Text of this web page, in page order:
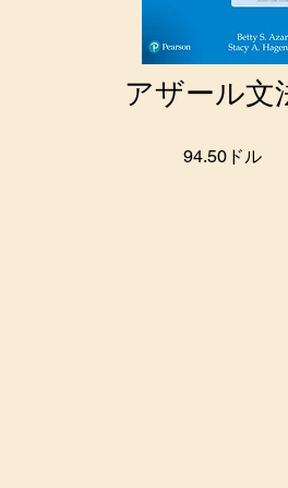
アザール文
94.50ドル